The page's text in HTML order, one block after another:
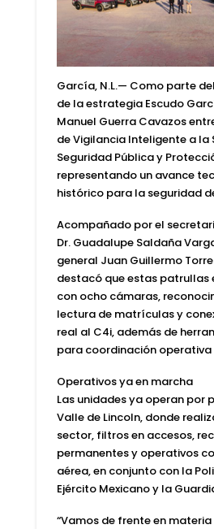
García, N.L.— Como parte
de la estrategia Escudo
Manuel Guerra Cavazos
de Vigilancia Inteligente a la
Seguridad Pública y
representando un avance
histórico para la seguridad
Acompañado por el
Dr. Guadalupe Saldaña
general Juan Guillermo
destacó que estas patrullas
con ocho cámaras,
lectura de matrículas y
real al C4i, además de
para coordinación operativa
Operativos ya en marcha
Las unidades ya operan por
Valle de Lincoln, donde
sector, filtros en accesos,
permanentes y operativos
aérea, en conjunto con la
Ejército Mexicano y la
“Vamos de frente en